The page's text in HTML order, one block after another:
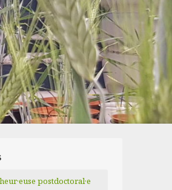
postdoctoral·e